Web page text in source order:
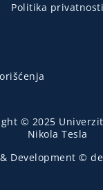
Politika privatnosti
© 2025
Nikola Tesla
Development ©